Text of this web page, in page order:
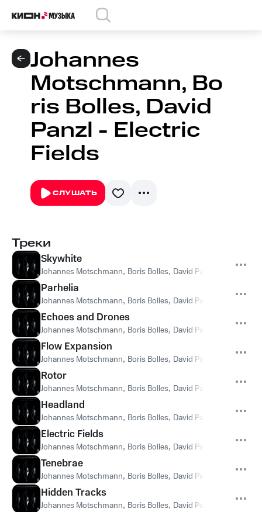
Johannes
Motschmann, Bo
ris Bolles, David
Panzl - Electric
Fields
СЛУШАТЬ
Треки
Skywhite
Johannes Motschmann, Boris Bolles, David Panzl
Parhelia
Johannes Motschmann, Boris Bolles, David Panzl
Echoes and Drones
Johannes Motschmann, Boris Bolles, David Panzl
Flow Expansion
Johannes Motschmann, Boris Bolles, David Panzl
Rotor
Johannes Motschmann, Boris Bolles, David Panzl
Headland
Johannes Motschmann, Boris Bolles, David Panzl
Electric Fields
Johannes Motschmann, Boris Bolles, David Panzl
Tenebrae
Johannes Motschmann, Boris Bolles, David Panzl
Hidden Tracks
Johannes Motschmann, Boris Bolles, David Panzl